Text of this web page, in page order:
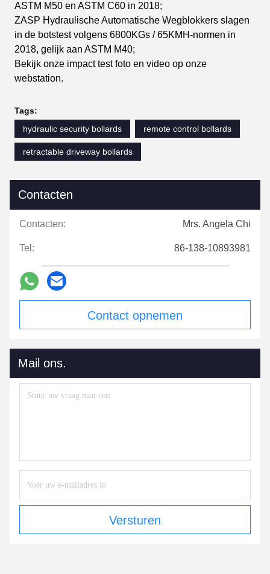
ASTM M50 en ASTM C60 in 2018;
ZASP Hydraulische Automatische Wegblokkers slagen
in de botstest volgens 6800KGs / 65KMH-normen in
2018, gelijk aan ASTM M40;
Bekijk onze impact test foto en video op onze
webstation.
Tags:
hydraulic security bollards
remote control bollards
retractable driveway bollards
Contacten
Contacten: Mrs. Angela Chi
Tel: 86-138-10893981
Contact opnemen
Mail ons.
Versturen